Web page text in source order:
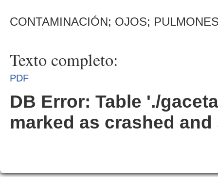
CONTAMINACIÓN; OJOS;
Texto completo:
PDF
DB Error: Table './
marked as crashed